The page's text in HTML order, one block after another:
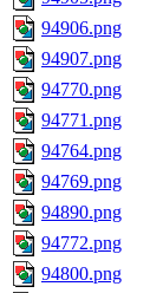
94906.png
94907.png
94770.png
94771.png
94764.png
94769.png
94890.png
94772.png
94800.png